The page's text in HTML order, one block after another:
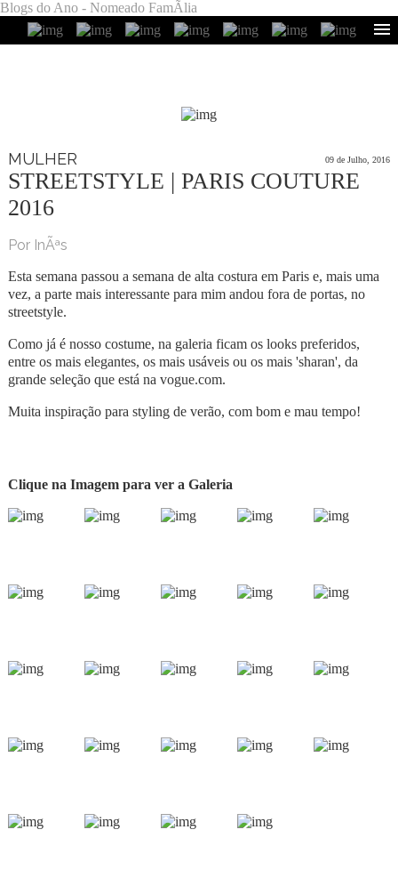
Blogs do Ano - Nomeado FamÃ­lia
MULHER 09 de Julho, 2016
STREETSTYLE | PARIS COUTURE
2016
Por InÃªs
Esta semana passou a semana de alta costura em Paris e, mais uma
vez, a parte mais interessante para mim andou fora de portas, no
streetstyle.
Como já é nosso costume, na galeria ficam os looks preferidos,
entre os mais elegantes, os mais usáveis ou os mais 'sharan', da
grande seleção que está na vogue.com.
Muita inspiração para styling de verão, com bom e mau tempo!
Clique na Imagem para ver a Galeria